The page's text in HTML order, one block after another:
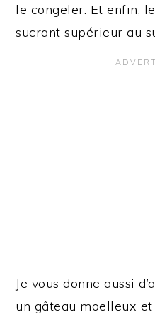
le congeler. Et enfin,
sucrant supérieur au
Je vous donne aussi
un gâteau moelleux